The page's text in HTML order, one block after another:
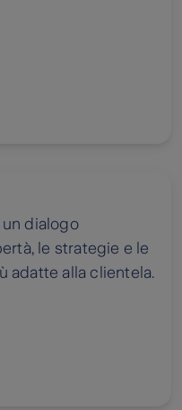
dialogo
le strategie e le
adatte alla clientela.